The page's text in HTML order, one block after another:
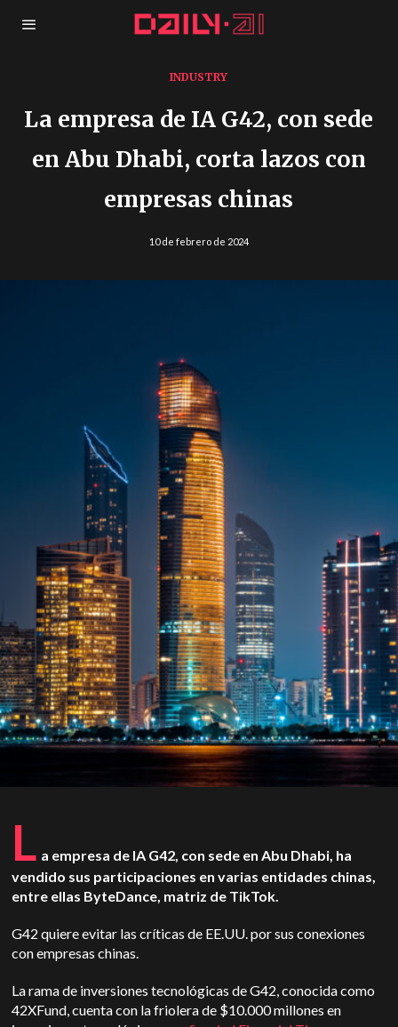
INDUSTRY
La empresa de IA G42, con sede
en Abu Dhabi, corta lazos con
empresas chinas
10 de febrero de 2024
L a empresa de IA G42, con sede en Abu Dhabi, ha
vendido sus participaciones en varias entidades chinas,
entre ellas ByteDance, matriz de TikTok.
G42 quiere evitar las críticas de EE.UU. por sus conexiones
con empresas chinas.
La rama de inversiones tecnológicas de G42, conocida como
42XFund, cuenta con la friolera de $10.000 millones en